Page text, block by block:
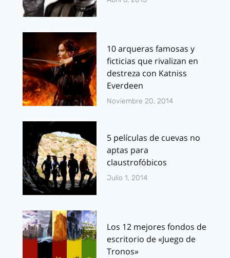
10 arqueras famosas y
ficticias que rivalizan en
destreza con Katniss
Everdeen
Noviembre 20, 2014
5 películas de cuevas no
aptas para
claustrofóbicos
Julio 1, 2014
Los 12 mejores fondos de
escritorio de «Juego de
Tronos»